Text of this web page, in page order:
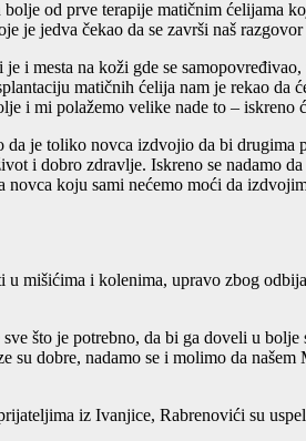
od prve terapije matičnim ćelijama
je jedva čekao da se završi naš
mesta na koži gde se
matičnih ćelija nam je rekao da
i mi polažemo velike nade to – iskreno
je toliko novca izdvojio da bi
i dobro zdravlje. Iskreno se nadamo
koju sami nećemo moći da
mišićima i kolenima, upravo zbog
što je potrebno, da bi ga doveli u
dobre, nadamo se i molimo da
iz Ivanjice, Rabrenovići su